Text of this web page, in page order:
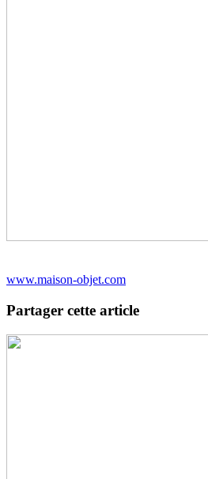
www.maison-objet.com
Partager cette article